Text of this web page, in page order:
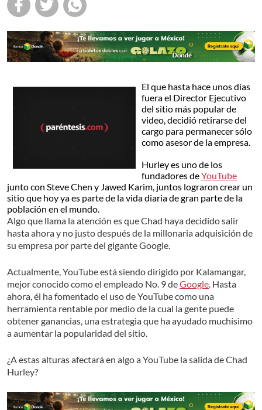
El que hasta hace unos días
fuera el Director Ejecutivo
del sitio más popular de
video, decidió retirarse del
cargo para permanecer sólo
como asesor de la empresa.
Hurley es uno de los
fundadores deYouTube
junto con Steve Chen y Jawed Karim, juntos lograron crear un
sitio que hoy ya es parte de la vida diaria de gran parte de la
población en el mundo.
Algo que llama la atención es que Chad haya decidido salir
hasta ahora y no justo después de la millonaria adquisición de
su empresa por parte del gigante Google.
Actualmente, YouTube está siendo dirigido por Kalamangar,
mejor conocido como el empleado No. 9 deGoogle . Hasta
ahora, él ha fomentado el uso de YouTube como una
herramienta rentable por medio de la cual la gente puede
obtener ganancias, una estrategia que ha ayudado muchísimo
a aumentar la popularidad del sitio.
¿A estas alturas afectará en algo a YouTube la salida de Chad
Hurley?